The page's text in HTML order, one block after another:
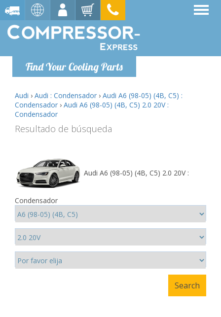
Find Your Cooling Parts
Audi › Audi : Condensador › Audi A6 (98-05) (4B, C5) :
Condensador › Audi A6 (98-05) (4B, C5) 2.0 20V :
Condensador
Resultado de búsqueda
Audi A6 (98-05) (4B, C5) 2.0 20V :
Condensador